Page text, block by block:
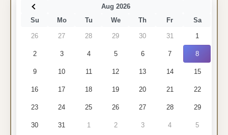
Aug 2026
Su
Mo Tu We Th Fr Sa
26 27 28 29 30 31 1
2 3 4 5 6 7 8
9 10 11 12 13 14 15
16 17 18 19 20 21 22
23 24 25 26 27 28 29
30 31 1 2 3 4 5